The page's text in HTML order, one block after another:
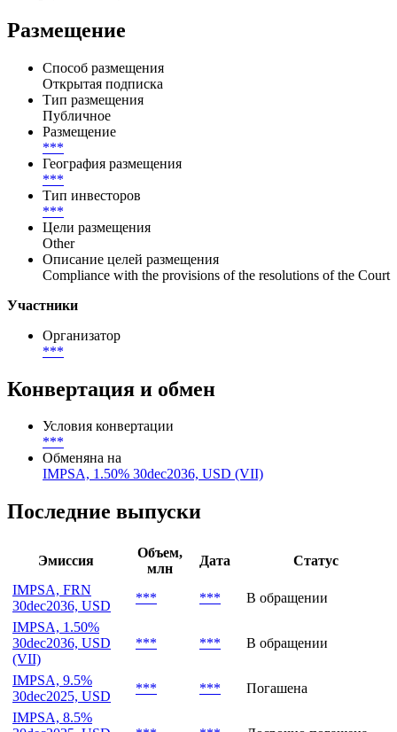
Эмитент — Industrias Metalurgicas Pescarmona S.A./Аргентина/
Корпоративный, с рейтингом отS&P Global
Размещение
Способ размещения
Открытая подписка
Тип размещения
Публичное
Размещение
***
География размещения
***
Тип инвесторов
***
Цели размещения
Other
Compliance with the provisions of the resolutions of the Court
Организатор
Конвертация и обмен
Обменяна на
Последние выпуски
Эмиссия
IMPSA, FRN
30dec2036, USD
IMPSA, 1.50%
30dec2036, USD
(VII)